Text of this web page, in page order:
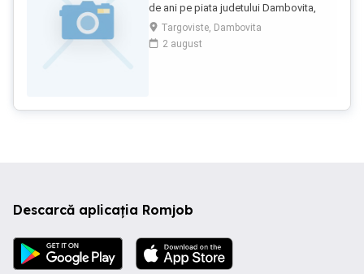
de ani pe piata judetului Dambovita,
cedeaza 49% din actiuni unei persoane
serioase, cu sau fara experienta in
imobiliare. Colaborarea se va realiza
analizati site-ul agentiei, apoi putem sta
Targoviste, Dambovita
2 august
Descarcă aplicația Romjob